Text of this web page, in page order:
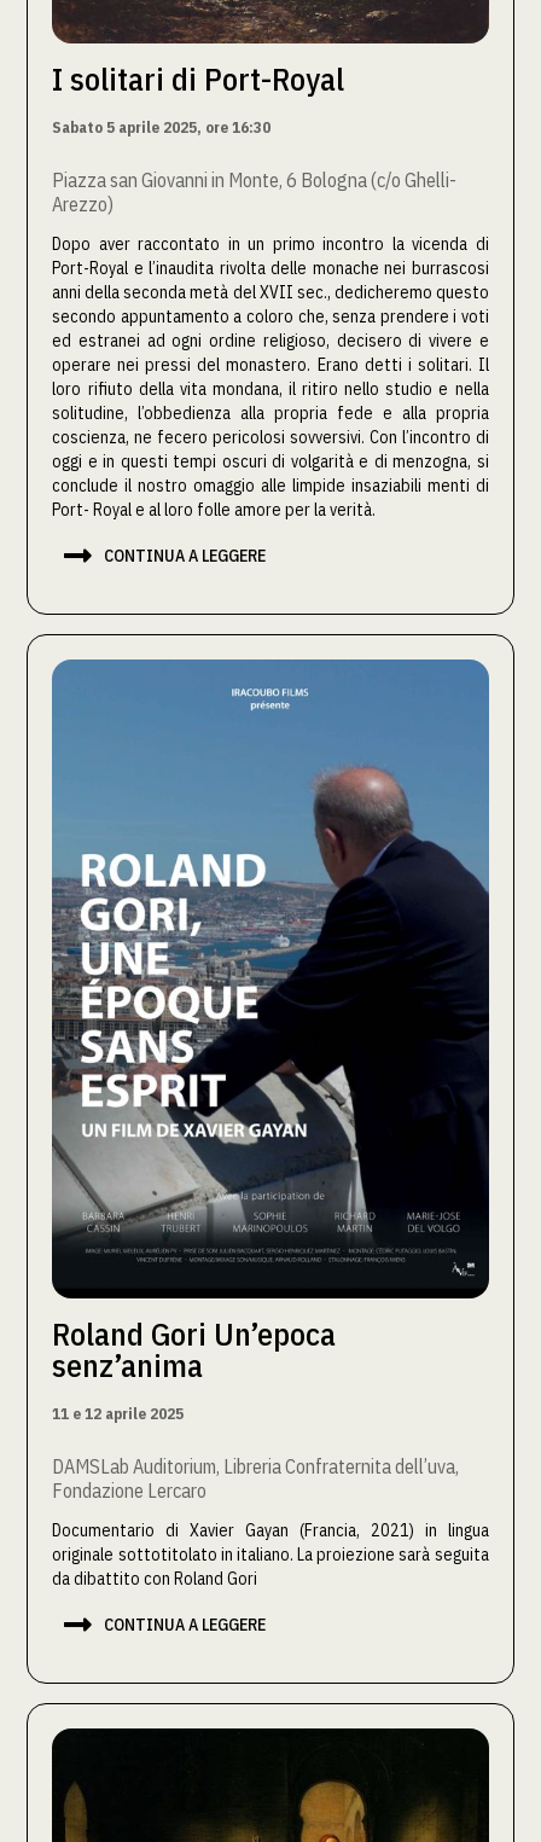
I solitari di Port-Royal
Sabato 5 aprile 2025, ore 16:30
Piazza san Giovanni in Monte, 6 Bologna (c/o Ghelli-
Arezzo)
Dopo aver raccontato in un primo incontro la vicenda di
Port-Royal e l’inaudita rivolta delle monache nei burrascosi
anni della seconda metà del XVII sec., dedicheremo questo
secondo appuntamento a coloro che, senza prendere i voti
ed estranei ad ogni ordine religioso, decisero di vivere e
operare nei pressi del monastero. Erano detti i solitari. Il
loro rifiuto della vita mondana, il ritiro nello studio e nella
solitudine, l’obbedienza alla propria fede e alla propria
coscienza, ne fecero pericolosi sovversivi. Con l’incontro di
oggi e in questi tempi oscuri di volgarità e di menzogna, si
conclude il nostro omaggio alle limpide insaziabili menti di
Port- Royal e al loro folle amore per la verità.
 CONTINUA A LEGGERE
Roland Gori Un’epoca
senz’anima
11 e 12 aprile 2025
DAMSLab Auditorium, Libreria Confraternita dell’uva,
Fondazione Lercaro
Documentario di Xavier Gayan (Francia, 2021) in lingua
originale sottotitolato in italiano. La proiezione sarà seguita
da dibattito con Roland Gori
 CONTINUA A LEGGERE